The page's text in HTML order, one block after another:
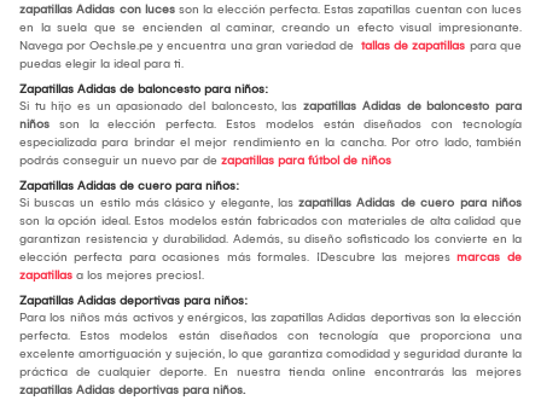
zapatillas Adidas con luces son la elección perfecta. Estas zapatillas cuentan con luces
en la suela que se encienden al caminar, creando un efecto visual impresionante.
Navega por Oechsle.pe y encuentra una gran variedad de tallas de zapatillas para que
puedas elegir la ideal para ti.
Zapatillas Adidas de baloncesto para niños:
Si tu hijo es un apasionado del baloncesto, las zapatillas Adidas de baloncesto para
niños son la elección perfecta. Estos modelos están diseñados con tecnología
especializada para brindar el mejor rendimiento en la cancha. Por otro lado, también
podrás conseguir un nuevo par de zapatillas para fútbol de niños
Zapatillas Adidas de cuero para niños:
Si buscas un estilo más clásico y elegante, las zapatillas Adidas de cuero para niños
son la opción ideal. Estos modelos están fabricados con materiales de alta calidad que
garantizan resistencia y durabilidad. Además, su diseño sofisticado los convierte en la
elección perfecta para ocasiones más formales. ¡Descubre las mejores marcas de
zapatillas a los mejores precios!.
Zapatillas Adidas deportivas para niños:
Para los niños más activos y enérgicos, las zapatillas Adidas deportivas son la elección
perfecta. Estos modelos están diseñados con tecnología que proporciona una
excelente amortiguación y sujeción, lo que garantiza comodidad y seguridad durante la
práctica de cualquier deporte. En nuestra tienda online encontrarás las mejores
zapatillas Adidas deportivas para niños.